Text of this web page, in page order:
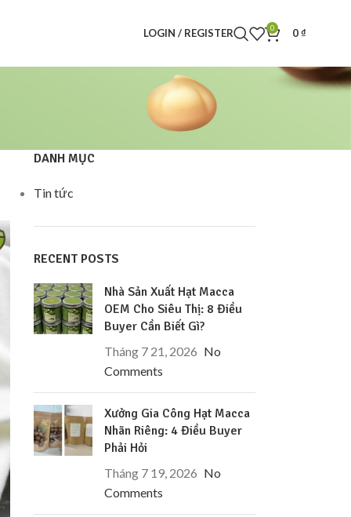
LOGIN / REGISTER 0 0₫
DANH MỤC
Tin tức
RECENT POSTS
Nhà Sản Xuất Hạt Macca
OEM Cho Siêu Thị: 8 Điều
Buyer Cần Biết Gì?
Tháng 7 21, 2026 No
Comments
Xưởng Gia Công Hạt Macca
Nhãn Riêng: 4 Điều Buyer
Phải Hỏi
Tháng 7 19, 2026 No
Comments